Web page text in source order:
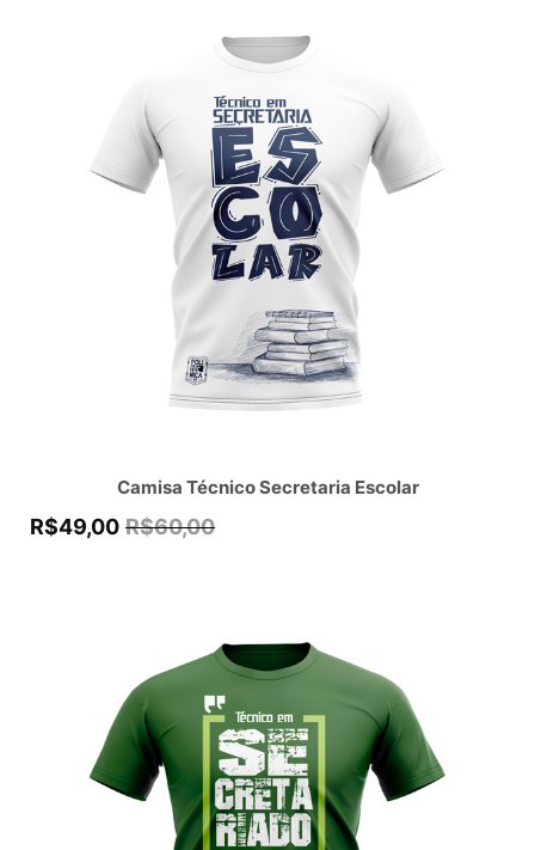
Camisa Técnico Secretaria Escolar
R$60,00
R$49,00